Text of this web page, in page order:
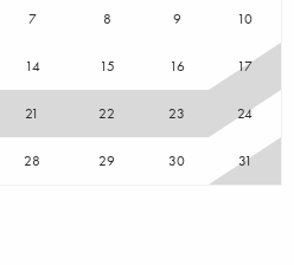
7 8 9 10
14 15 16 17
21 22 23 24
28 29 30 31